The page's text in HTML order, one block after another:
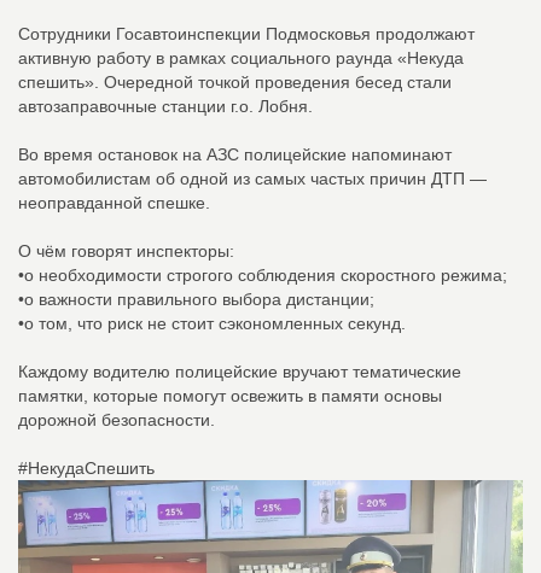
Сотрудники Госавтоинспекции Подмосковья продолжают
активную работу в рамках социального раунда «Некуда
спешить». Очередной точкой проведения бесед стали
автозаправочные станции г.о. Лобня.
Во время остановок на АЗС полицейские напоминают
автомобилистам об одной из самых частых причин ДТП —
неоправданной спешке.
О чём говорят инспекторы:
•о необходимости строгого соблюдения скоростного режима;
•о важности правильного выбора дистанции;
•о том, что риск не стоит сэкономленных секунд.
Каждому водителю полицейские вручают тематические
памятки, которые помогут освежить в памяти основы
дорожной безопасности.
#НекудаСпешить